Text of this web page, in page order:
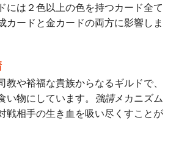
には２色以上の色を持つカード全て
カードと金カードの両方に影響しま
教や裕福な貴族からなるギルドで、
物にしています。 強請メカニズム
戦相手の生き血を吸い尽くすことが